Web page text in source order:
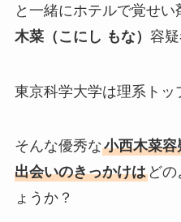
と一緒にホテルで覚せ
木菜（こにし もな） 容
東京科学大学は理系トッ
そんな優秀な小西木菜
出会いのきっかけはどの
ょうか？